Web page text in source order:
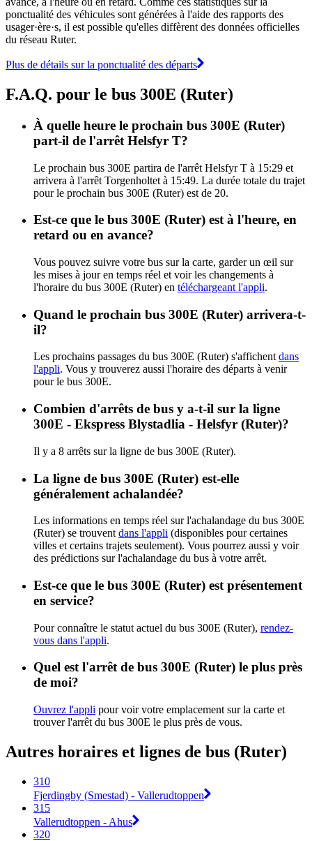
ponctualité des véhicules sont générées à l'aide des rapports des
usager·ère·s, il est possible qu'elles diffèrent des données officielles
du réseau Ruter.
Plus de détails sur la ponctualité des départs
F.A.Q. pour le bus 300E (Ruter)
À quelle heure le prochain bus 300E (Ruter)
part-il de l'arrêt Helsfyr T?
Le prochain bus 300E partira de l'arrêt Helsfyr T à 15:29 et
arrivera à l'arrêt Torgenholtet à 15:49. La durée totale du trajet
pour le prochain bus 300E (Ruter) est de 20.
Est-ce que le bus 300E (Ruter) est à l'heure, en
retard ou en avance?
Vous pouvez suivre votre bus sur la carte, garder un œil sur
les mises à jour en temps réel et voir les changements à
l'horaire du bus 300E (Ruter) en téléchargeant l'appli.
Quand le prochain bus 300E (Ruter) arrivera-t-
il?
Les prochains passages du bus 300E (Ruter) s'affichent dans
l'appli. Vous y trouverez aussi l'horaire des départs à venir
pour le bus 300E.
Combien d'arrêts de bus y a-t-il sur la ligne
300E - Ekspress Blystadlia - Helsfyr (Ruter)?
Il y a 8 arrêts sur la ligne de bus 300E (Ruter).
La ligne de bus 300E (Ruter) est-elle
généralement achalandée?
Les informations en temps réel sur l'achalandage du bus 300E
(Ruter) se trouvent dans l'appli (disponibles pour certaines
villes et certains trajets seulement). Vous pourrez aussi y voir
des prédictions sur l'achalandage du bus à votre arrêt.
Est-ce que le bus 300E (Ruter) est présentement
en service?
Pour connaître le statut actuel du bus 300E (Ruter), rendez-
vous dans l'appli.
Quel est l'arrêt de bus 300E (Ruter) le plus près
de moi?
Ouvrez l'appli pour voir votre emplacement sur la carte et
trouver l'arrêt du bus 300E le plus près de vous.
Autres horaires et lignes de bus (Ruter)
310
Fjerdingby (Smestad) - Vallerudtoppen
315
Vallerudtoppen - Ahus
320